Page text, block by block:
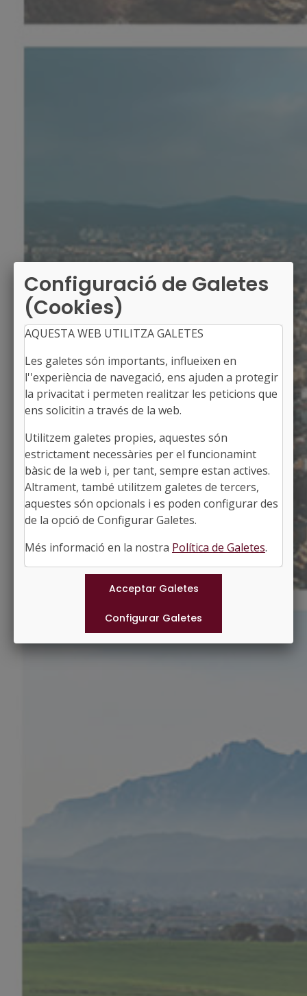
MONTMANEU
Alcalde: Àngel Farré Carulla
L'Anoia, Barcelona
Població: 181
Superfície: 13,55 km2
http://www.montmaneu.cat
Municipis
Configuració de Galetes
(Cookies)
AQUESTA WEB UTILITZA GALETES
Les galetes són importants, influeixen en
l''experiència de navegació, ens ajuden a protegir
la privacitat i permeten realitzar les peticions que
ens solicitin a través de la web.
Utilitzem galetes propies, aquestes són
estrictament necessàries per el funcionamint
bàsic de la web i, per tant, sempre estan actives.
Altrament, també utilitzem galetes de tercers,
aquestes són opcionals i es poden configurar des
de la opció de Configurar Galetes.
Més informació en la nostra Política de Galetes.